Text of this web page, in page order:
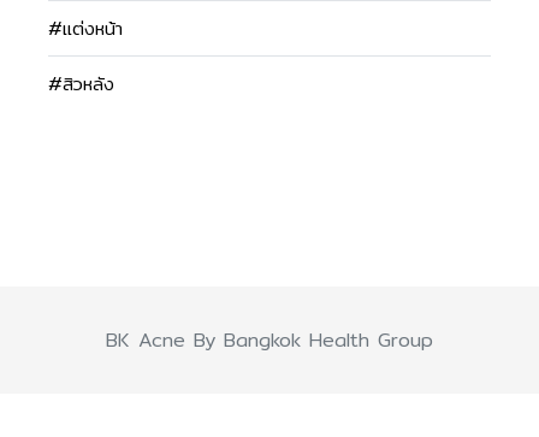
#แต่งหน้า
#สิวหลัง
BK Acne By Bangkok Health Group